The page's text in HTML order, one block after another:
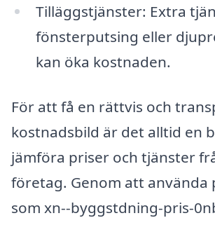
Tilläggstjänster: Extra
fönsterputsing eller
kan öka kostnaden.
För att få en rättvis och
kostnadsbild är det alltid en
jämföra priser och tjänster
företag. Genom att
som xn--byggstdning-pris-